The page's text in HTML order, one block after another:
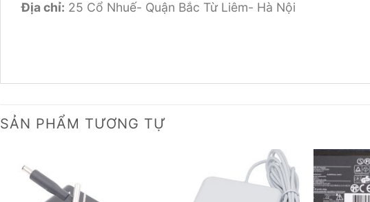
Địa chỉ: 25 Cổ Nhuế- Quận Bắc Từ Liêm- Hà Nội
SẢN PHẨM TƯƠNG TỰ